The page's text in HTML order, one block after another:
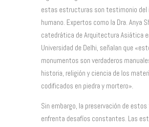
estas estructuras son testimonio del
humano. Expertos como la Dra. Anya
catedrática de Arquitectura Asiática
Universidad de Delhi, señalan que
monumentos son verdaderos
historia, religión y ciencia de los
codificados en piedra y mortero».
Sin embargo, la preservación de
enfrenta desafíos constantes. Las